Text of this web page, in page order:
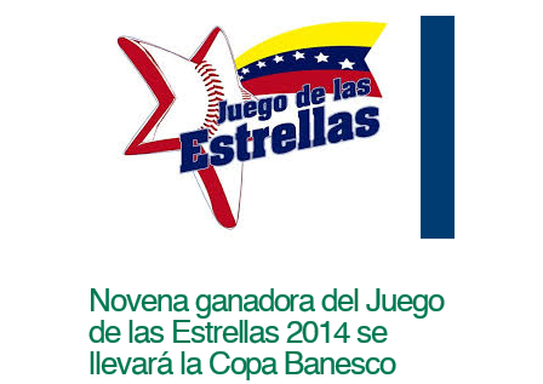
Novena ganadora del Juego
de las Estrellas 2014 se
llevará la Copa Banesco